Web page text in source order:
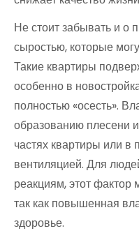
Не стоит забывать и о
сыростью, которые
Такие квартиры
особенно в
полностью «осесть».
образованию плесени
частях квартиры или
вентиляцией. Для
реакциям, этот
так как повышенная
здоровье.